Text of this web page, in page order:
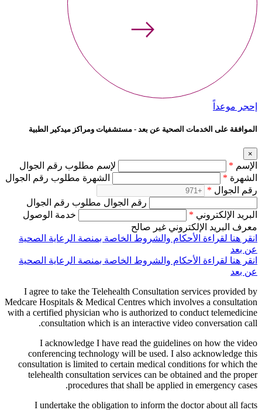
إحجر موعداً
الموافقة على الخدمات الصحية عن بعد - مستشفيات ومراكز ميدكير الطبية
×
الإسم *
لإسم مطلوب رقم الجوال
الشهرة *
الشهرة مطلوب رقم الجوال
رقم الجوال *
رقم الجوال مطلوب رقم الجوال
البريد الإلكتروني *
خدمة الوصول
معرف البريد الإلكتروني غير صالح
انقر هنا لقراءة الأحكام والشروط الخاصة بمنصة الرعاية الصحية
عن بعد
انقر هنا لقراءة الأحكام والشروط الخاصة بمنصة الرعاية الصحية
عن بعد
I agree to take the Telehealth Consultation services provided by
Medcare Hospitals & Medical Centres which involves a consultation
with a certified physician who is authorized to conduct telemedicine
consultation which is an interactive video conversation call.
I acknowledge I have read the guidelines on how the video
conferencing technology will be used. I also acknowledge this
consultation is limited to certain medical conditions for which the
telehealth consultation services can be obtained and the proper
procedures that shall be applied in emergency cases.
I undertake the obligation to inform the doctor about all facts